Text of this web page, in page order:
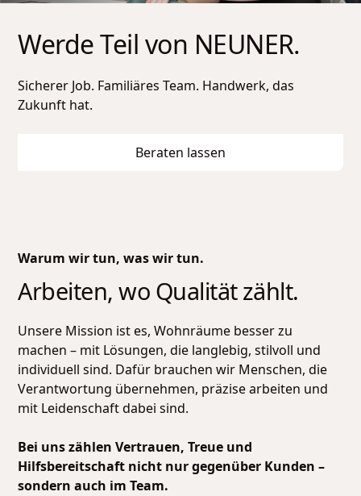
Werde Teil von NEUNER.
Sicherer Job. Familiäres Team. Handwerk, das
Zukunft hat.
Beraten lassen
Warum wir tun, was wir tun.
Arbeiten, wo Qualität zählt.
Unsere Mission ist es, Wohnräume besser zu
machen – mit Lösungen, die langlebig, stilvoll und
individuell sind. Dafür brauchen wir Menschen, die
Verantwortung übernehmen, präzise arbeiten und
mit Leidenschaft dabei sind.
Bei uns zählen Vertrauen, Treue und
Hilfsbereitschaft nicht nur gegenüber Kunden –
sondern auch im Team.